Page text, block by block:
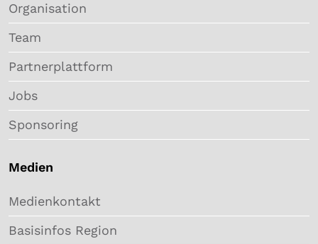
Organisation
Team
Partnerplattform
Jobs
Sponsoring
Medien
Medienkontakt
Basisinfos Region
Musik
Sport
Wissen
0Resultate anzeigen